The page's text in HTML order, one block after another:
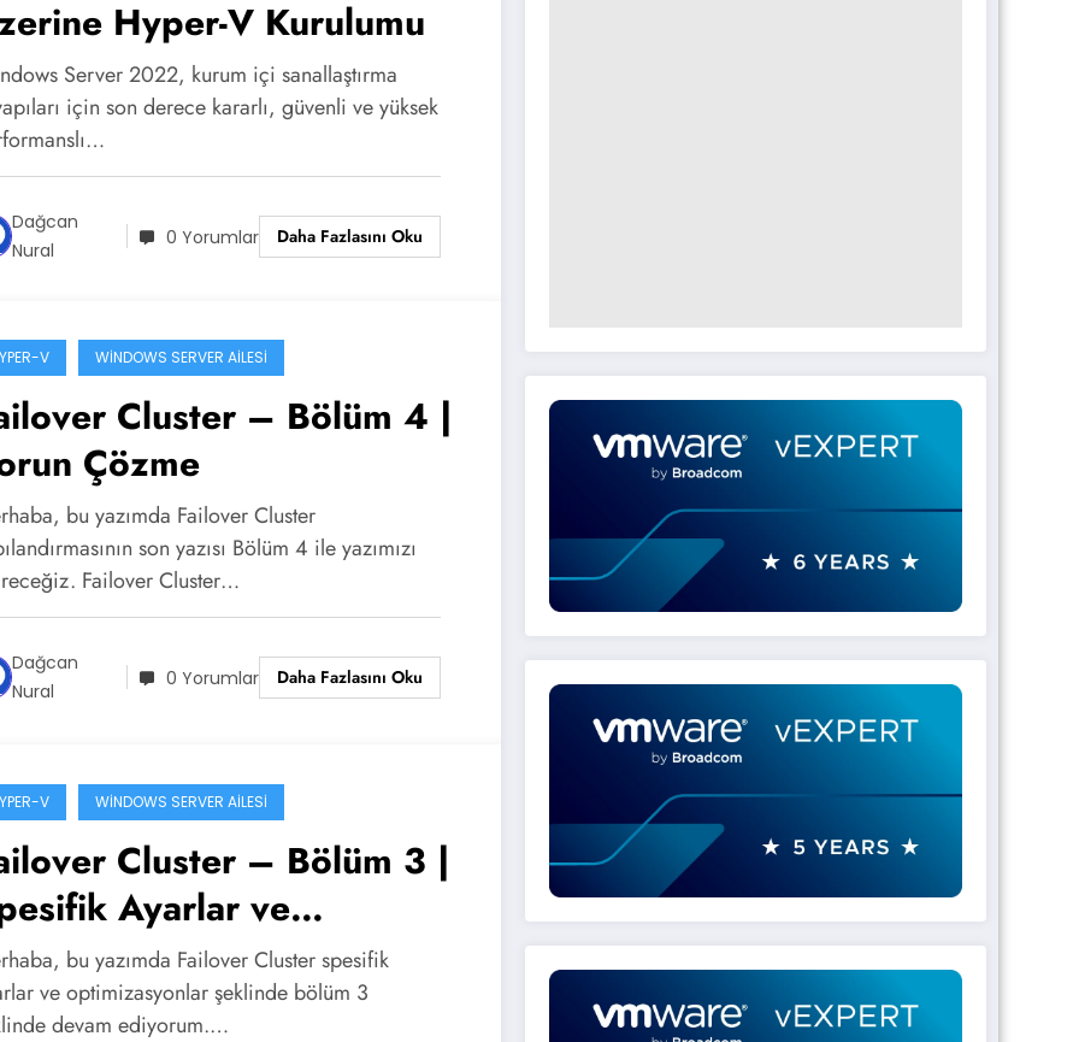
Hyper-V Kurulumu
Server 2022, kurum içi sanallaştırma
için son derece kararlı, güvenli ve yüksek
Dağcan
Nural
0 Yorumlar Daha Fazlasını Oku
V WINDOWS SERVER AILESI
Cluster – Bölüm 4 |
Çözme
bu yazımda Failover Cluster
son yazısı Bölüm 4 ile yazımızı
Failover Cluster…
Dağcan
Nural
0 Yorumlar Daha Fazlasını Oku
V WINDOWS SERVER AILESI
Cluster – Bölüm 3 |
Ayarlar ve
bu yazımda Failover Cluster spesifik
ve optimizasyonlar şeklinde bölüm 3
devam ediyorum.…